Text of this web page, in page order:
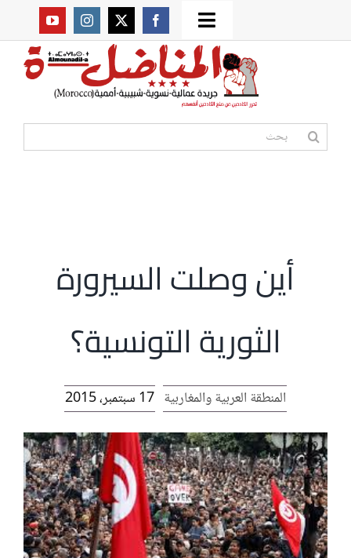
to
Toggle
Navigation
من نحن؟
افتتاحية موقع المناضل-ة
روابط
البحث
أين وصلت السيرورة
الثورية التونسية؟
المنطقة العربية والمغاربية 17 سبتمبر، 2015